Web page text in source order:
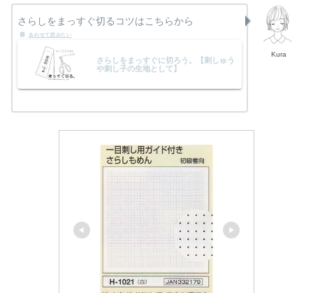
Kura
さらしをまっすぐ切るコツはこちらから
さらしをまっすぐに切ろう。【刺しゅう
や刺し子の生地として】